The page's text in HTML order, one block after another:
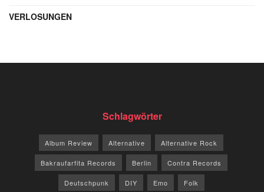
VERLOSUNGEN
Schlagwörter
Album Review Alternative Alternative Rock
Bakraufarfita Records Berlin Contra Records
Deutschpunk DIY Emo Folk